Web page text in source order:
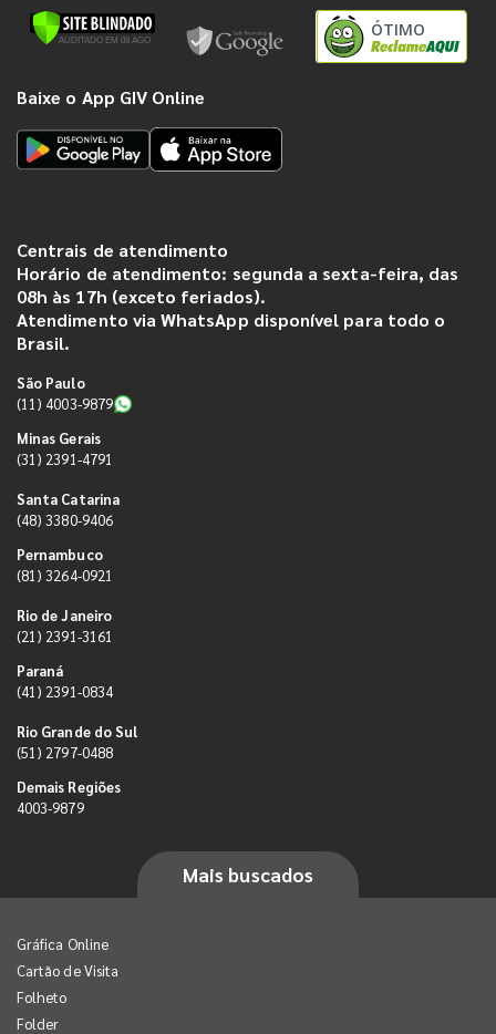
ÓTIMO
Baixe o App GIV Online
Centrais de atendimento
Horário de atendimento: segunda a sexta-feira, das
08h às 17h (exceto feriados).
Atendimento via WhatsApp disponível para todo o
Brasil.
São Paulo
(11) 4003-9879
Minas Gerais
(31) 2391-4791
Santa Catarina
(48) 3380-9406
Pernambuco
(81) 3264-0921
Rio de Janeiro
(21) 2391-3161
Paraná
(41) 2391-0834
Rio Grande do Sul
(51) 2797-0488
Demais Regiões
4003-9879
Mais buscados
Gráfica Online
Cartão de Visita
Folheto
Folder